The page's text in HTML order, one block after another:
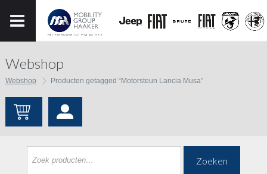
Webshop
Webshop Producten getagged “Motorsteun Lancia Musa”
Zoeken